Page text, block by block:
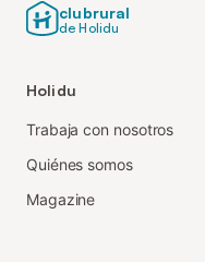
clubrural
de Holidu
Holidu
Trabaja con nosotros
Quiénes somos
Magazine